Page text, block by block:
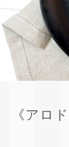
《アロ